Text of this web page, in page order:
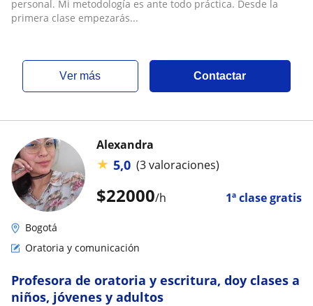
personal. Mi metodología es ante todo práctica. Desde la
primera clase empezarás...
ver más Contactar
$22000/h 1ª clase gratis
Alexandra
★ 5,0 (3 valoraciones)
Bogotá
Oratoria y comunicación
Profesora de oratoria y escritura, doy clases a
niños, jóvenes y adultos